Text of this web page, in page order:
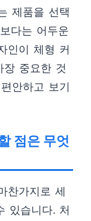
제품을 선택
다는 어두운
인이 체형 커
장 중요한 것
안하고 보기
점은 무엇
찬가지로 세
있습니다. 처